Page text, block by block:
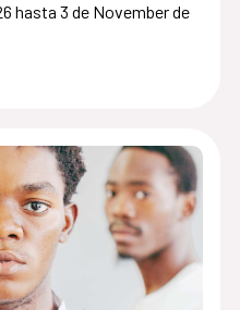
hasta 3 de November de